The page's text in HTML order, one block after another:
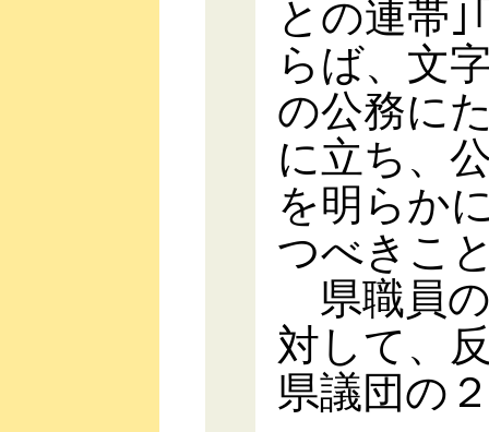
との連帯
らば、文
の公務に
に立ち、
を明らか
つべきこ
県職員
対して、
県議団の